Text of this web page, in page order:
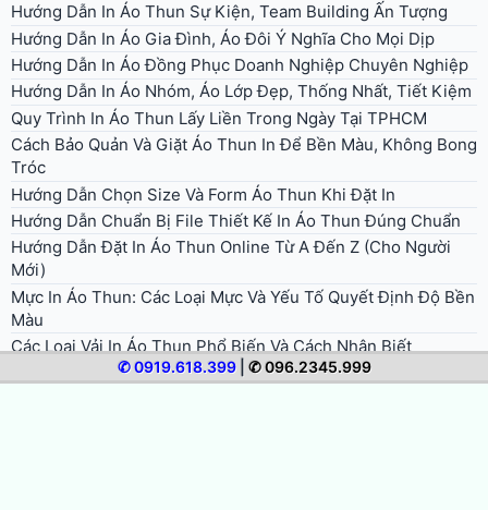
✆ 0919.618.399| ✆ 096.2345.999
Hướng Dẫn In Áo Thun Sự Kiện, Team Building Ấn Tượng
Hướng Dẫn In Áo Gia Đình, Áo Đôi Ý Nghĩa Cho Mọi Dịp
Hướng Dẫn In Áo Đồng Phục Doanh Nghiệp Chuyên Nghiệp
Hướng Dẫn In Áo Nhóm, Áo Lớp Đẹp, Thống Nhất, Tiết Kiệm
Quy Trình In Áo Thun Lấy Liền Trong Ngày Tại TPHCM
Cách Bảo Quản Và Giặt Áo Thun In Để Bền Màu, Không Bong
Tróc
Hướng Dẫn Chọn Size Và Form Áo Thun Khi Đặt In
Hướng Dẫn Chuẩn Bị File Thiết Kế In Áo Thun Đúng Chuẩn
Hướng Dẫn Đặt In Áo Thun Online Từ A Đến Z (Cho Người
Mới)
Mực In Áo Thun: Các Loại Mực Và Yếu Tố Quyết Định Độ Bền
Màu
Các Loại Vải In Áo Thun Phổ Biến Và Cách Nhận Biết
In Ép Decal Nhiệt PU/PVC: Ứng Dụng Cho Áo Thể Thao, Áo